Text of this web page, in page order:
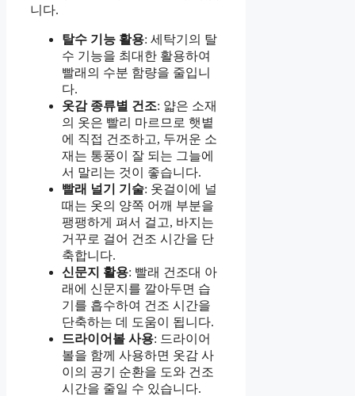
니다.
탈수 기능 활용: 세탁기의 탈
수 기능을 최대한 활용하여
빨래의 수분 함량을 줄입니
다.
옷감 종류별 건조: 얇은 소재
의 옷은 빨리 마르므로 햇볕
에 직접 건조하고, 두꺼운 소
재는 통풍이 잘 되는 그늘에
서 말리는 것이 좋습니다.
빨래 널기 기술: 옷걸이에 널
때는 옷의 양쪽 어깨 부분을
팽팽하게 펴서 걸고, 바지는
거꾸로 걸어 건조 시간을 단
축합니다.
신문지 활용: 빨래 건조대 아
래에 신문지를 깔아두면 습
기를 흡수하여 건조 시간을
단축하는 데 도움이 됩니다.
드라이어볼 사용: 드라이어
볼을 함께 사용하면 옷감 사
이의 공기 순환을 도와 건조
시간을 줄일 수 있습니다.